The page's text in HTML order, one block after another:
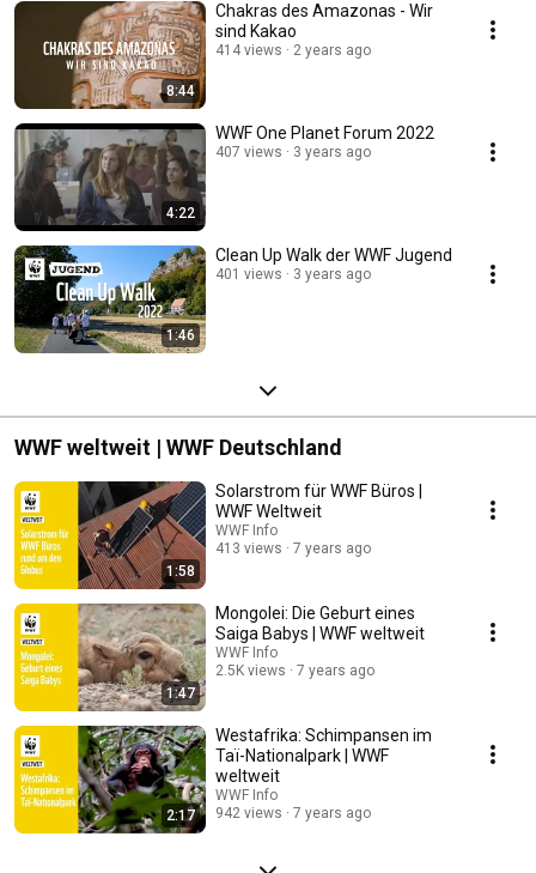
8:44
Chakras des Amazonas - Wir
sind Kakao
414 views 2 years ago
4:22
WWF One Planet Forum 2022
407 views 3 years ago
1:46
Clean Up Walk der WWF Jugend
401 views 3 years ago
WWF weltweit | WWF Deutschland
1:58
Solarstrom für WWF Büros |
WWF Weltweit
WWF Info
413 views
7 years ago
1:47
Mongolei: Die Geburt eines
Saiga Babys | WWF weltweit
WWF Info
2.5K views
7 years ago
2:17
Westafrika: Schimpansen im
Taï-Nationalpark | WWF
weltweit
WWF Info
942 views
7 years ago